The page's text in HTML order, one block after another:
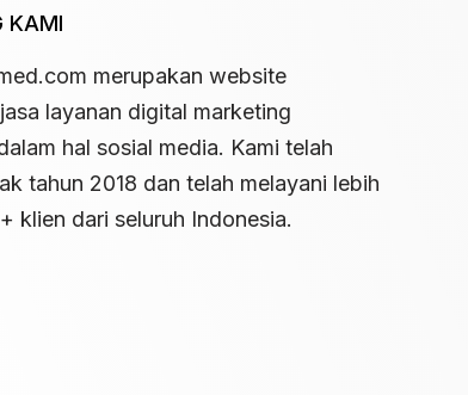
KAMI
merupakan website
layanan digital marketing
hal sosial media. Kami telah
tahun 2018 dan telah melayani lebih
klien dari seluruh Indonesia.